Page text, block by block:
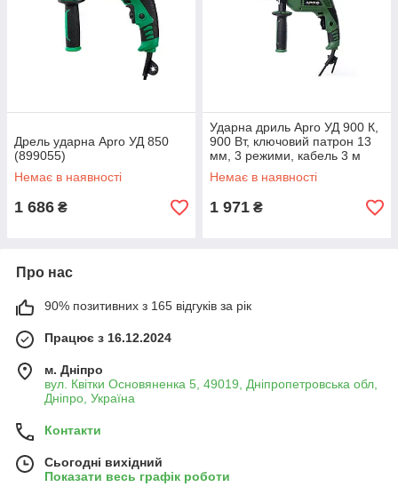
Дрель ударна Apro УД 850
(899055)
Немає в наявності
1 686 ₴
Ударна дриль Apro УД 900 К,
900 Вт, ключовий патрон 13
мм, 3 режими, кабель 3 м
(899061)
Немає в наявності
1 971 ₴
Про нас
90% позитивних з 165 відгуків за рік
Працює з 16.12.2024
м. Дніпро
вул. Квітки Основяненка 5, 49019, Дніпропетровська обл,
Дніпро, Україна
Контакти
Сьогодні вихідний
Показати весь графік роботи